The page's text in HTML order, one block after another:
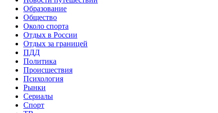
Образование
Общество
Около спорта
Отдых в России
Отдых за границей
ПДД
Политика
Происшествия
Психология
Рынки
Сериалы
Спорт